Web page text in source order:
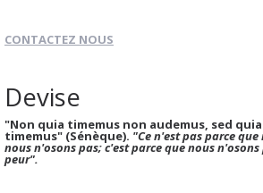
CONTACTEZ NOUS
Devise
"Non quia timemus non audemus, sed
timemus" (Sénèque). "Ce n'est pas parce
nous n'osons pas; c'est parce que nous
peur".